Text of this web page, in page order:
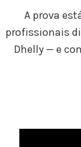
A prova
profissionais
Dhelly — e